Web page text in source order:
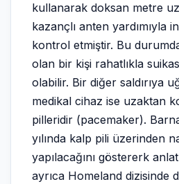
kullanarak doksan metre
kazançlı anten yardımıyla
kontrol etmiştir. Bu
olan bir kişi rahatlıkla
olabilir. Bir diğer saldırıya
medikal cihaz ise uzaktan
pilleridir (pacemaker).
yılında kalp pili üzerinden
yapılacağını göstererk
ayrıca Homeland dizisinde